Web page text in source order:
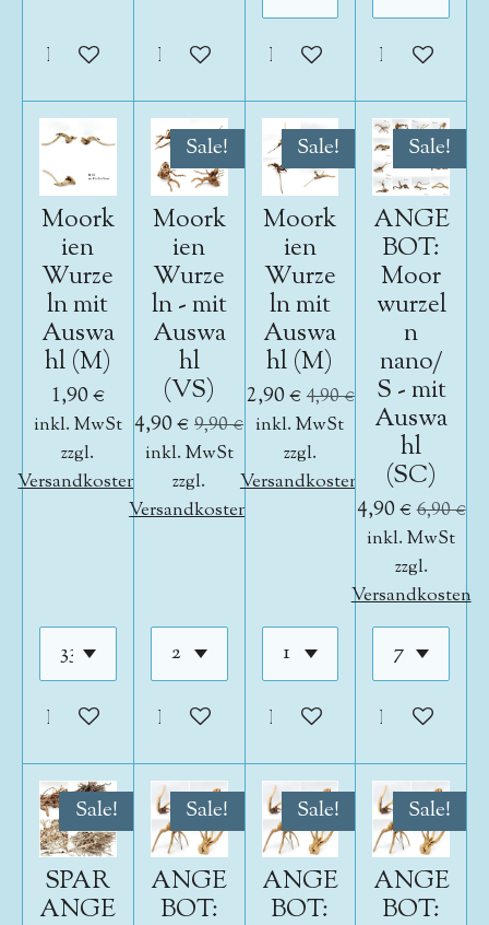
In den WarenkorbIn den WarenkorbIn den Warenkorb
In den
Moork
ien
Wurze
ln mit
Auswa
hl (M)
1,90 €
inkl. MwSt
zzgl.
Versandkosten
In den Warenkorb
Sale!
Moork
ien
Wurze
ln - mit
Auswa
hl
(VS)
4,90 € 9,90 €
inkl. MwSt
zzgl.
Versandkosten
In den Warenkorb
Sale!
Moork
ien
Wurze
ln mit
Auswa
hl (M)
2,90 € 4,90 €
inkl. MwSt
zzgl.
Versandkosten
In den Warenkorb
Sale!
ANGE
BOT:
Moor
wurzel
n
nano/
S - mit
Auswa
hl
(SC)
4,90 €6,90 €
inkl. MwSt
zzgl.
Versandkosten
In den
Sale!
SPAR
ANGE
Sale!
ANGE
BOT:
Sale!
ANGE
BOT:
Sale!
ANGE
BOT: